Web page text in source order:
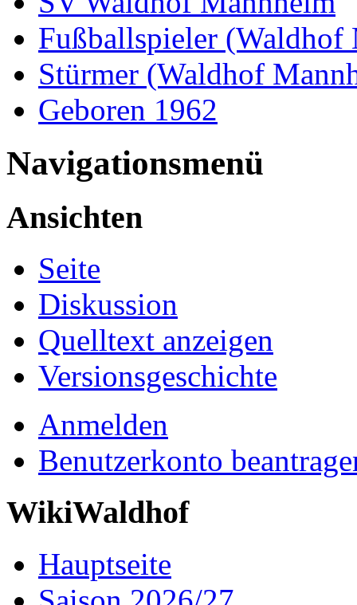
Fußballspieler (Waldhof
Stürmer (Waldhof
Geboren 1962
Navigationsmenü
Ansichten
Seite
Diskussion
Quelltext anzeigen
Versionsgeschichte
Anmelden
Benutzerkonto
WikiWaldhof
Hauptseite